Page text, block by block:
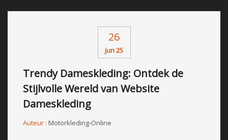
26
jun 25
Trendy Dameskleding: Ontdek de
Stijlvolle Wereld van Website
Dameskleding
Auteur : Motorkleding-Online